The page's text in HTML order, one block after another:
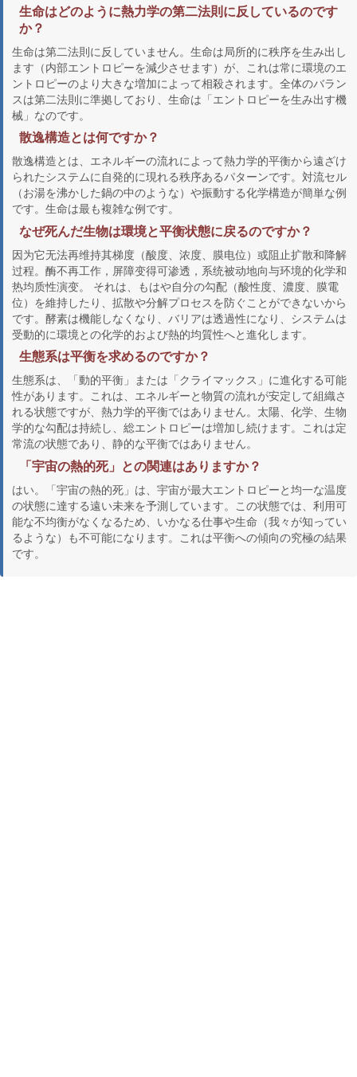
生命はどのように熱力学の第二法則に反しているのです
か？
生命は第二法則に反していません。生命は局所的に秩序を生み出し
ます（内部エントロピーを減少させます）が、これは常に環境のエ
ントロピーのより大きな増加によって相殺されます。全体のバラン
スは第二法則に準拠しており、生命は「エントロピーを生み出す機
械」なのです。
散逸構造とは何ですか？
散逸構造とは、エネルギーの流れによって熱力学的平衡から遠ざけ
られたシステムに自発的に現れる秩序あるパターンです。対流セル
（お湯を沸かした鍋の中のような）や振動する化学構造が簡単な例
です。生命は最も複雑な例です。
なぜ死んだ生物は環境と平衡状態に戻るのですか？
因为它无法再维持其梯度（酸度、浓度、膜电位）或阻止扩散和降解
过程。酶不再工作，屏障变得可渗透，系统被动地向与环境的化学和
热均质性演变。 それは、もはや自分の勾配（酸性度、濃度、膜電
位）を維持したり、拡散や分解プロセスを防ぐことができないから
です。酵素は機能しなくなり、バリアは透過性になり、システムは
受動的に環境との化学的および熱的均質性へと進化します。
生態系は平衡を求めるのですか？
生態系は、「動的平衡」または「クライマックス」に進化する可能
性があります。これは、エネルギーと物質の流れが安定して組織さ
れる状態ですが、熱力学的平衡ではありません。太陽、化学、生物
学的な勾配は持続し、総エントロピーは増加し続けます。これは定
常流の状態であり、静的な平衡ではありません。
「宇宙の熱的死」との関連はありますか？
はい。「宇宙の熱的死」は、宇宙が最大エントロピーと均一な温度
の状態に達する遠い未来を予測しています。この状態では、利用可
能な不均衡がなくなるため、いかなる仕事や生命（我々が知ってい
るような）も不可能になります。これは平衡への傾向の究極の結果
です。